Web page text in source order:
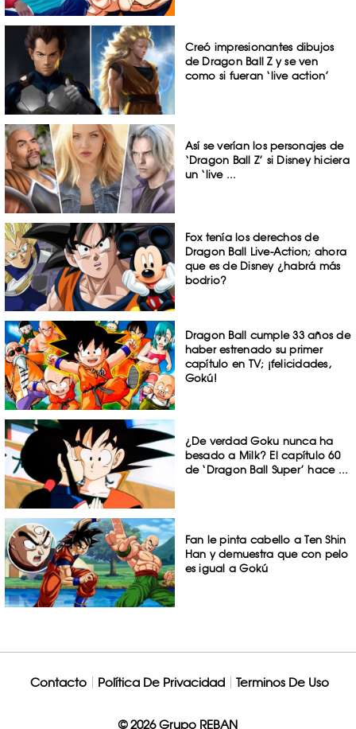
Creó impresionantes dibujos
de Dragon Ball Z y se ven
como si fueran ‘live action’
Así se verían los personajes de
‘Dragon Ball Z’ si Disney hiciera
un ‘live ...
Fox tenía los derechos de
Dragon Ball Live-Action; ahora
que es de Disney ¿habrá más
bodrio?
Dragon Ball cumple 33 años de
haber estrenado su primer
capítulo en TV; ¡felicidades,
Gokú!
¿De verdad Goku nunca ha
besado a Milk? El capítulo 60
de ‘Dragon Ball Super’ hace ...
Fan le pinta cabello a Ten Shin
Han y demuestra que con pelo
es igual a Gokú
Contacto Política De Privacidad Terminos De Uso
© 2026 Grupo REBAN